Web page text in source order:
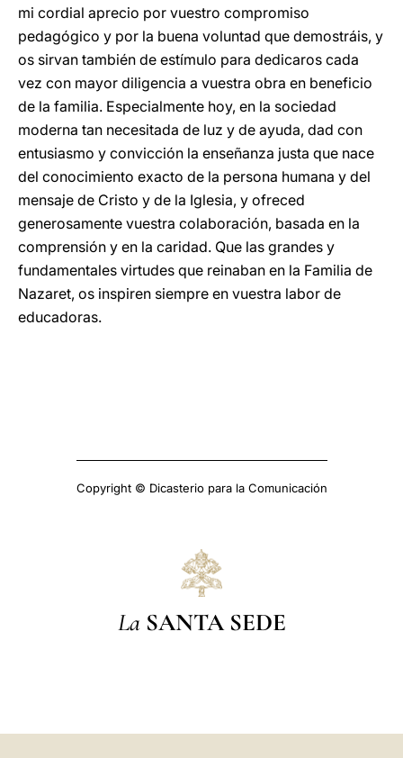
mi cordial aprecio por vuestro compromiso
pedagógico y por la buena voluntad que demostráis, y
os sirvan también de estímulo para dedicaros cada
vez con mayor diligencia a vuestra obra en beneficio
de la familia. Especialmente hoy, en la sociedad
moderna tan necesitada de luz y de ayuda, dad con
entusiasmo y convicción la enseñanza justa que nace
del conocimiento exacto de la persona humana y del
mensaje de Cristo y de la Iglesia, y ofreced
generosamente vuestra colaboración, basada en la
comprensión y en la caridad. Que las grandes y
fundamentales virtudes que reinaban en la Familia de
Nazaret, os inspiren siempre en vuestra labor de
educadoras.
Copyright © Dicasterio para la Comunicación
La SANTA SEDE